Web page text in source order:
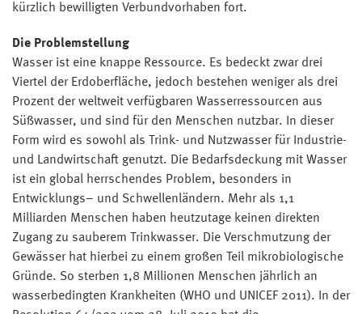
kürzlich bewilligten Verbundvorhaben fort.
Die Problemstellung
Wasser ist eine knappe Ressource. Es bedeckt zwar drei
Viertel der Erdoberfläche, jedoch bestehen weniger als drei
Prozent der weltweit verfügbaren Wasserressourcen aus
Süßwasser, und sind für den Menschen nutzbar. In dieser
Form wird es sowohl als Trink- und Nutzwasser für Industrie-
und Landwirtschaft genutzt. Die Bedarfsdeckung mit Wasser
ist ein global herrschendes Problem, besonders in
Entwicklungs– und Schwellenländern. Mehr als 1,1
Milliarden Menschen haben heutzutage keinen direkten
Zugang zu sauberem Trinkwasser. Die Verschmutzung der
Gewässer hat hierbei zu einem großen Teil mikrobiologische
Gründe. So sterben 1,8 Millionen Menschen jährlich an
wasserbedingten Krankheiten (WHO und UNICEF 2011). In der